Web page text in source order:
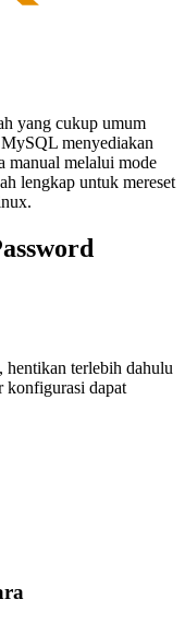
yang cukup umum
menyediakan
manual melalui mode
lengkap untuk mereset
hentikan terlebih dahulu
konfigurasi dapat